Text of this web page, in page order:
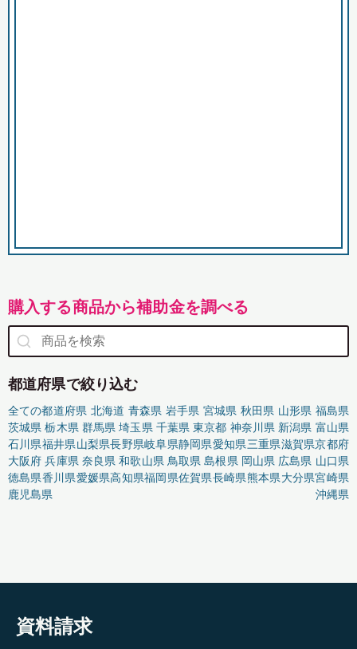
購入する商品から補助金を調べる
都道府県で絞り込む
全ての都道府県 北海道 青森県 岩手県 宮城県 秋田県 山形県 福島県
茨城県 栃木県 群馬県 埼玉県 千葉県 東京都 神奈川県 新潟県 富山県
石川県福井県山梨県長野県岐阜県静岡県愛知県三重県滋賀県京都府
大阪府 兵庫県 奈良県 和歌山県 鳥取県 島根県 岡山県 広島県 山口県
徳島県香川県愛媛県高知県福岡県佐賀県長崎県熊本県大分県宮崎県
鹿児島県
沖縄県
資料請求